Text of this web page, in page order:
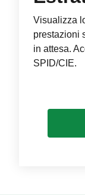
Visualizza
prestazioni
in attesa.
SPID/CIE.